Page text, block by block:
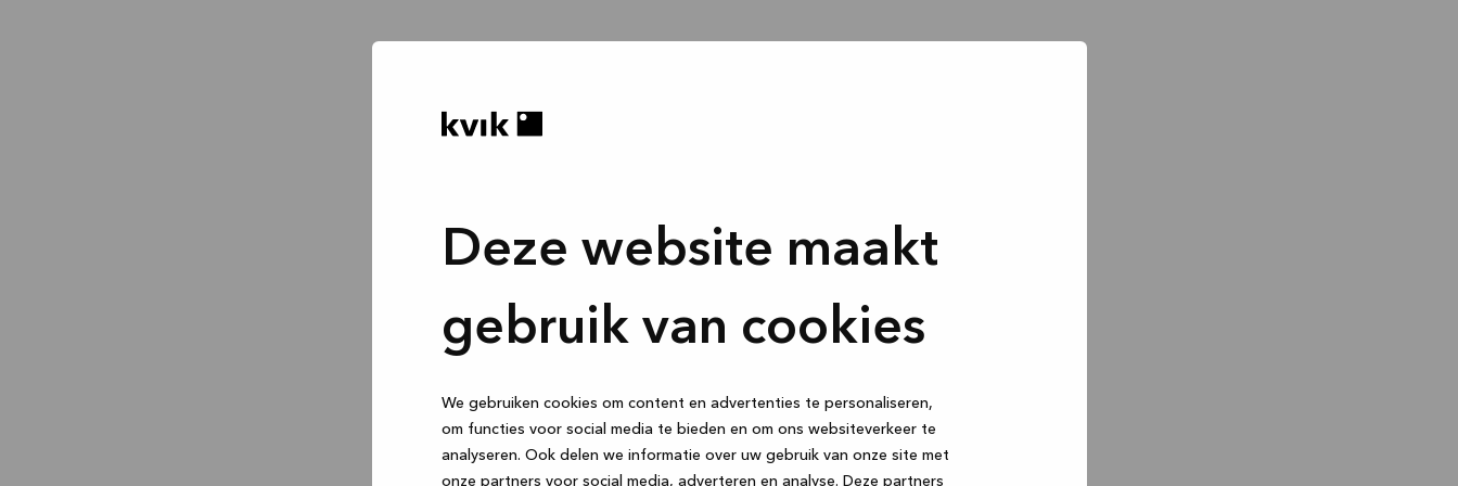
Deze website maakt
gebruik van cookies
We gebruiken cookies om content en advertenties te personaliseren,
om functies voor social media te bieden en om ons websiteverkeer te
analyseren. Ook delen we informatie over uw gebruik van onze site met
onze partners voor social media, adverteren en analyse. Deze partners